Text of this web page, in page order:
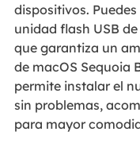
dispositivos.
unidad flash USB
que garantiza un
de macOS Sequoia
permite instalar el
sin problemas,
para mayor